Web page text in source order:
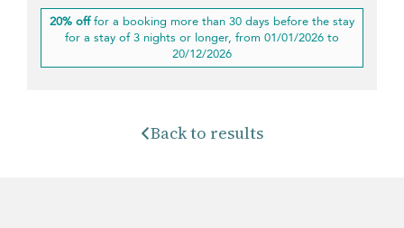
20% offfor a booking more than 30 days before the stay
for a stay of 3 nights or longer, from 01/01/2026 to
20/12/2026
Back to results